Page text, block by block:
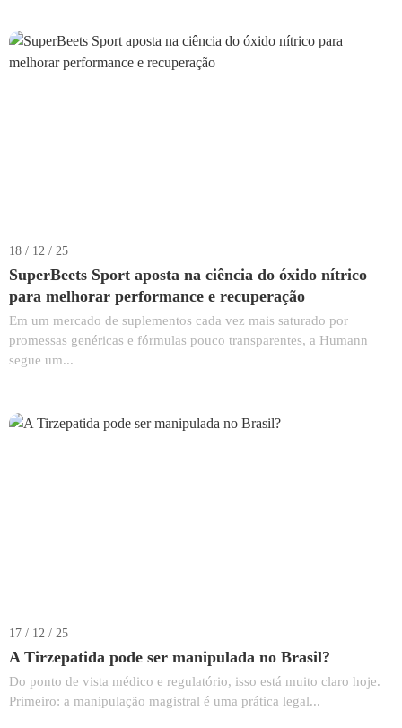
18 / 12 / 25
SuperBeets Sport aposta na ciência do óxido nítrico
para melhorar performance e recuperação
Em um mercado de suplementos cada vez mais saturado por
promessas genéricas e fórmulas pouco transparentes, a Humann
segue um...
17 / 12 / 25
A Tirzepatida pode ser manipulada no Brasil?
Do ponto de vista médico e regulatório, isso está muito claro hoje.
Primeiro: a manipulação magistral é uma prática legal...